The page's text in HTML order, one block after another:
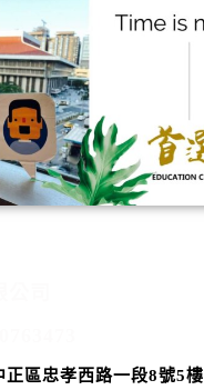
正區忠孝西路一段8號5樓